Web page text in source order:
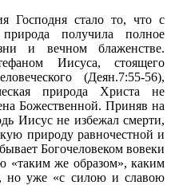
Господня стало то, что с
получила полное
и вечном блаженстве.
Иисуса, стоящего
(Деян.7:55-56),
природа Христа не
Божественной. Приняв на
Иисус не избежал смерти,
природу равночестной и
Богочеловеком вовеки
«таким же образом», каким
но уже «с силою и славою